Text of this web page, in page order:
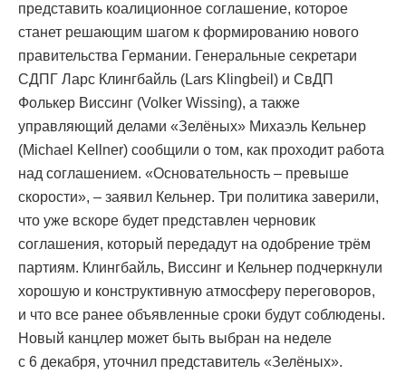
представить коалиционное соглашение, которое
станет решающим шагом к формированию нового
правительства Германии. Генеральные секретари
СДПГ Ларс Клингбайль (Lars Klingbeil) и СвДП
Фолькер Виссинг (Volker Wissing), а также
управляющий делами «Зелёных» Михаэль Кельнер
(Michael Kellner) сообщили о том, как проходит работа
над соглашением. «Основательность – превыше
скорости», – заявил Кельнер. Три политика заверили,
что уже вскоре будет представлен черновик
соглашения, который передадут на одобрение трём
партиям. Клингбайль, Виссинг и Кельнер подчеркнули
хорошую и конструктивную атмосферу переговоров,
и что все ранее объявленные сроки будут соблюдены.
Новый канцлер может быть выбран на неделе
с 6 декабря, уточнил представитель «Зелёных».